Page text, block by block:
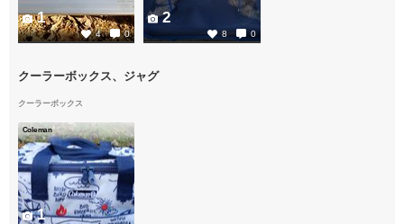
4 0
1
8 0
2
クーラーボックス、ジャグ
クーラーボックス
Coleman
1